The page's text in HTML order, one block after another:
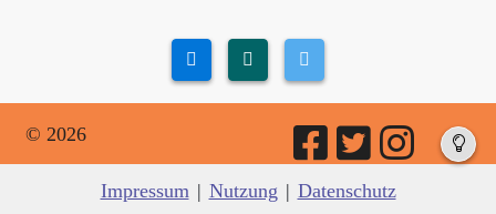
© 2026
Impressum | Nutzung | Datenschutz